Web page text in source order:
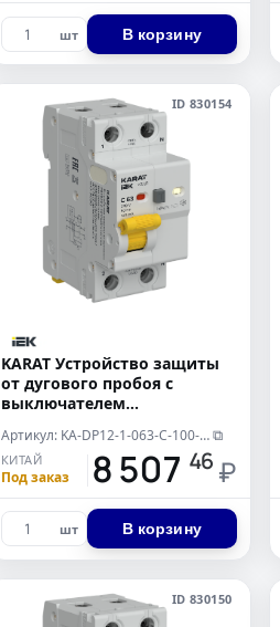
шт В корзину
ID 830154
KARAT Устройство защиты
от дугового пробоя с
выключателем
дифференциального тока
1P+N C 63А 100мА тип AC IEK
Артикул: KA-DP12-1-063-C-100-AC ⧉
КИТАЙ
Под заказ 18 507 46 ₽
шт В корзину
ID 830150